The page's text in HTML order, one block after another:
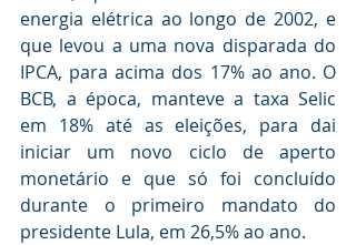
energia elétrica ao longo de 2002, e
que levou a uma nova disparada do
IPCA, para acima dos 17% ao ano. O
BCB, a época, manteve a taxa Selic
em 18% até as eleições, para dai
iniciar um novo ciclo de aperto
monetário e que só foi concluído
durante o primeiro mandato do
presidente Lula, em 26,5% ao ano.